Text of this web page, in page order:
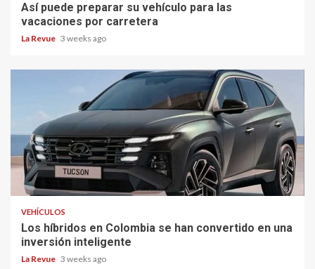
Así puede preparar su vehículo para las
vacaciones por carretera
La Revue 3 weeks ago
VEHÍCULOS
Los híbridos en Colombia se han convertido en una
inversión inteligente
La Revue 3 weeks ago